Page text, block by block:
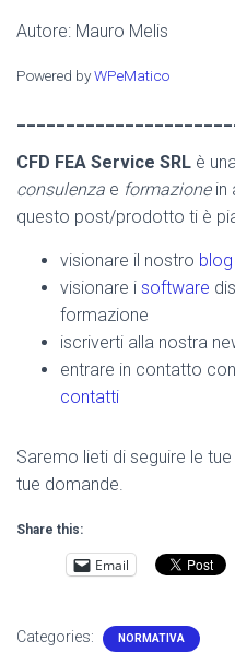
Autore: Mauro Melis
Powered byWPeMatico
CFD FEA Service SRL è
consulenza e formazionein
questo post/prodotto ti è
visionare il nostro blog
visionare i software
formazione
iscriverti alla nostra
entrare in contatto
contatti
Saremo lieti di seguire le
tue domande.
Share this:
Email
Categories: NORMATIVA